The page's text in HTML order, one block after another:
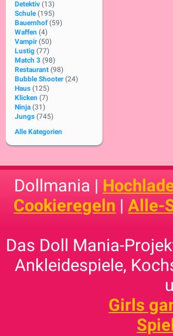
Detektiv (13)
Schule (195)
Bauernhof (59)
Waffen (4)
Vampir (50)
Lustig (77)
Match 3 (98)
Restaurant (98)
Bubble Shooter (24)
Haus (125)
Klicken (7)
Ninja (31)
Jungs (745)
Alle Kategorien
Dollmania |
Cookieregeln |Alle-
Das Doll Mania-
Ankleidespiele,
Girls